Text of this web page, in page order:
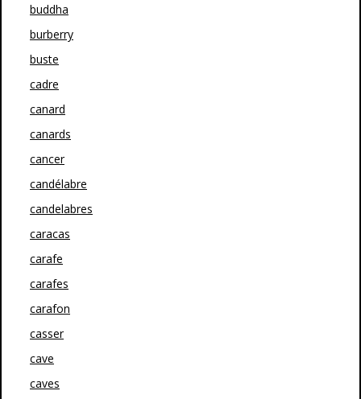
buddha
burberry
buste
cadre
canard
canards
cancer
candélabre
candelabres
caracas
carafe
carafes
carafon
casser
cave
caves